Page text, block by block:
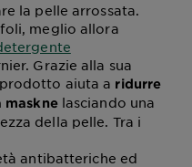
la pelle arrossata.
meglio allora
Grazie alla sua
aiuta a ridurre
masknelasciando una
della pelle. Tra i
antibatteriche ed